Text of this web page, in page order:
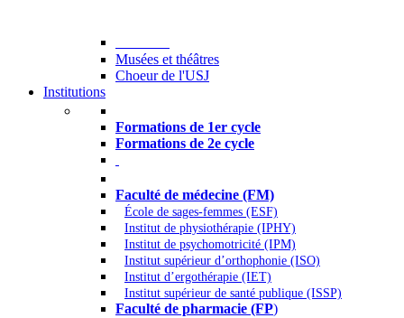
Musées et théâtres
Choeur de l'USJ
Institutions
Formations de 1er cycle
Formations de 2e cycle
Faculté de médecine (FM)
École de sages-femmes (ESF)
Institut de physiothérapie (IPHY)
Institut de psychomotricité (IPM)
Institut supérieur d’orthophonie (ISO)
Institut d’ergothérapie (IET)
Institut supérieur de santé publique (ISSP)
Faculté de pharmacie (FP)